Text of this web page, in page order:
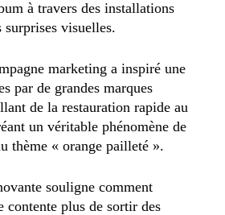
à travers des installations
surprises visuelles.
marketing a inspiré une
par de grandes marques
de la restauration rapide au
un véritable phénomène de
thème « orange pailleté ».
souligne comment
contente plus de sortir des